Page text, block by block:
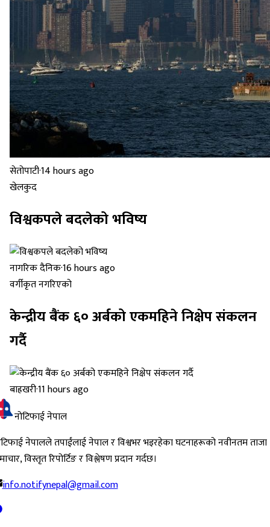
सेतोपाटी·14 hours ago
खेलकुद
विश्वकपले बदलेको भविष्य
नागरिक दैनिक·16 hours ago
वर्गीकृत नगरिएको
केन्द्रीय बैंक ६० अर्बको एकमहिने निक्षेप संकलन
गर्दै
बाह्रखरी·11 hours ago
नोटिफाई नेपाल
नेपालले तपाईंलाई नेपाल र विश्वभर भइरहेका घटनाहरूको नवीनतम ताजा
विस्तृत रिपोर्टिङ र विश्लेषण प्रदान गर्दछ।
info.notifynepal@gmail.com